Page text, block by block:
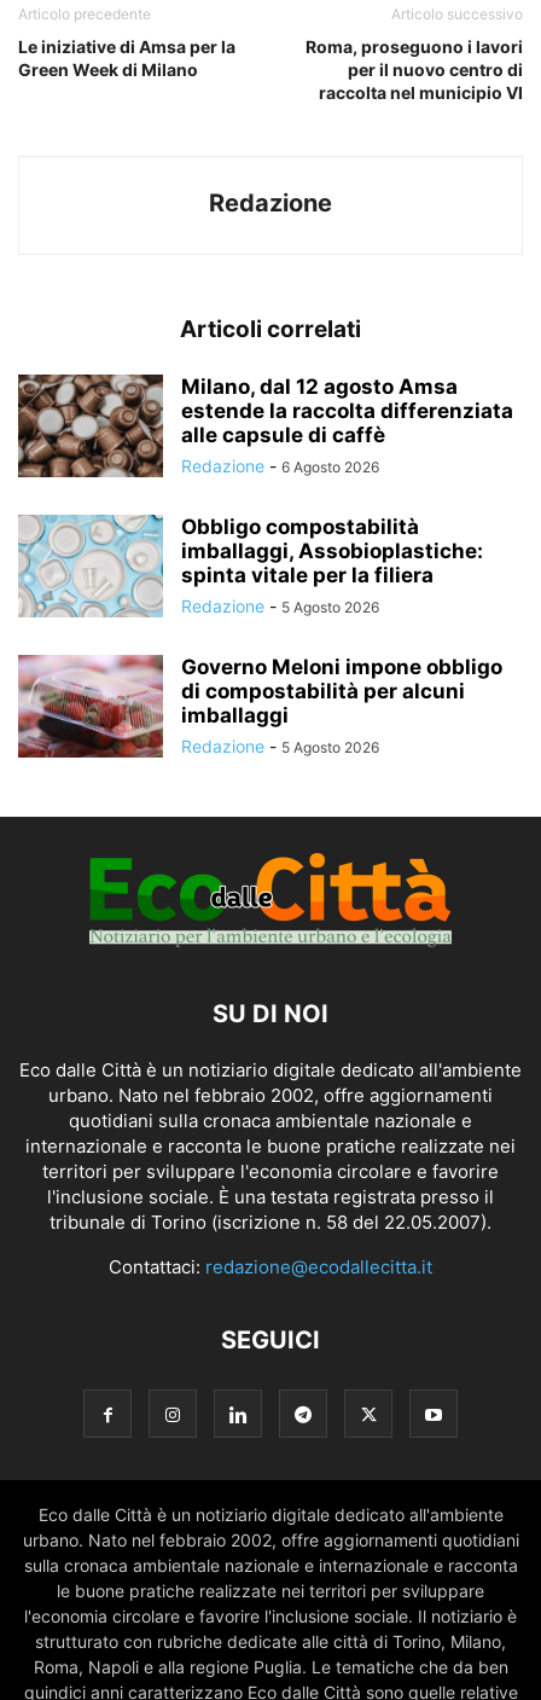
Articolo precedente
Le iniziative di Amsa per la
Green Week di Milano
Articolo successivo
Roma, proseguono i lavori
per il nuovo centro di
raccolta nel municipio VI
Redazione
Articoli correlati
Milano, dal 12 agosto Amsa
estende la raccolta differenziata
alle capsule di caffè
Redazione - 6 Agosto 2026
Obbligo compostabilità
imballaggi, Assobioplastiche:
spinta vitale per la filiera
Redazione - 5 Agosto 2026
Governo Meloni impone obbligo
di compostabilità per alcuni
imballaggi
Redazione - 5 Agosto 2026
SU DI NOI
Eco dalle Città è un notiziario digitale dedicato all'ambiente
urbano. Nato nel febbraio 2002, offre aggiornamenti
quotidiani sulla cronaca ambientale nazionale e
internazionale e racconta le buone pratiche realizzate nei
territori per sviluppare l'economia circolare e favorire
l'inclusione sociale. È una testata registrata presso il
tribunale di Torino (iscrizione n. 58 del 22.05.2007).
Contattaci: redazione@ecodallecitta.it
SEGUICI
Eco dalle Città è un notiziario digitale dedicato all'ambiente
urbano. Nato nel febbraio 2002, offre aggiornamenti quotidiani
sulla cronaca ambientale nazionale e internazionale e racconta
le buone pratiche realizzate nei territori per sviluppare
l'economia circolare e favorire l'inclusione sociale. Il notiziario è
strutturato con rubriche dedicate alle città di Torino, Milano,
Roma, Napoli e alla regione Puglia. Le tematiche che da ben
quindici anni caratterizzano Eco dalle Città sono quelle relative